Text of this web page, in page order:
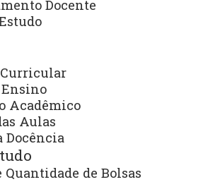
Docente
Acadêmico
Aulas
Docência
de Bolsas
Prorrogação das
especial 2017
Abertura de inscrição
2
Resultado Final
- homologação das
especial 2017-1-pdf